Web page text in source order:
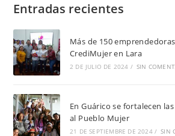
Entradas recientes
Más de 150
CrediMujer en Lara
2 DE JULIO DE 2024 / SIN
En Guárico se fortalecen
al Pueblo Mujer
21 DE SEPTIEMBRE DE 2024 / SIN